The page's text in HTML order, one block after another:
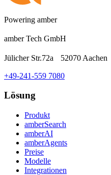
Powering amber
amber Tech GmbH
Jülicher Str.72a 52070 Aachen
+49-241-559 7080
Lösung
Produkt
amberSearch
amberAI
amberAgents
Preise
Modelle
Integrationen